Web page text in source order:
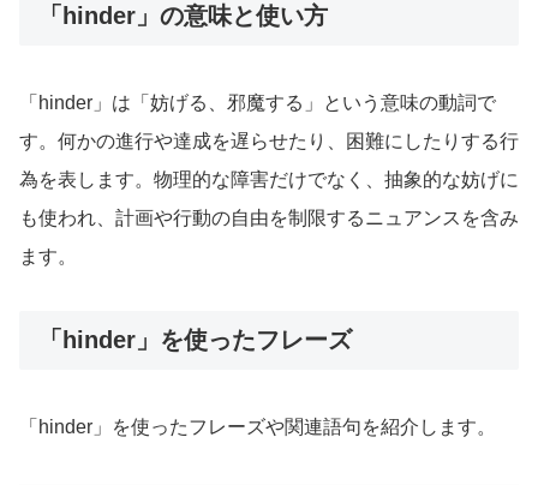
「hinder」の意味と使い方
「hinder」は「妨げる、邪魔する」という意味の動詞で
す。何かの進行や達成を遅らせたり、困難にしたりする行
為を表します。物理的な障害だけでなく、抽象的な妨げに
も使われ、計画や行動の自由を制限するニュアンスを含み
ます。
「hinder」を使ったフレーズ
「hinder」を使ったフレーズや関連語句を紹介します。